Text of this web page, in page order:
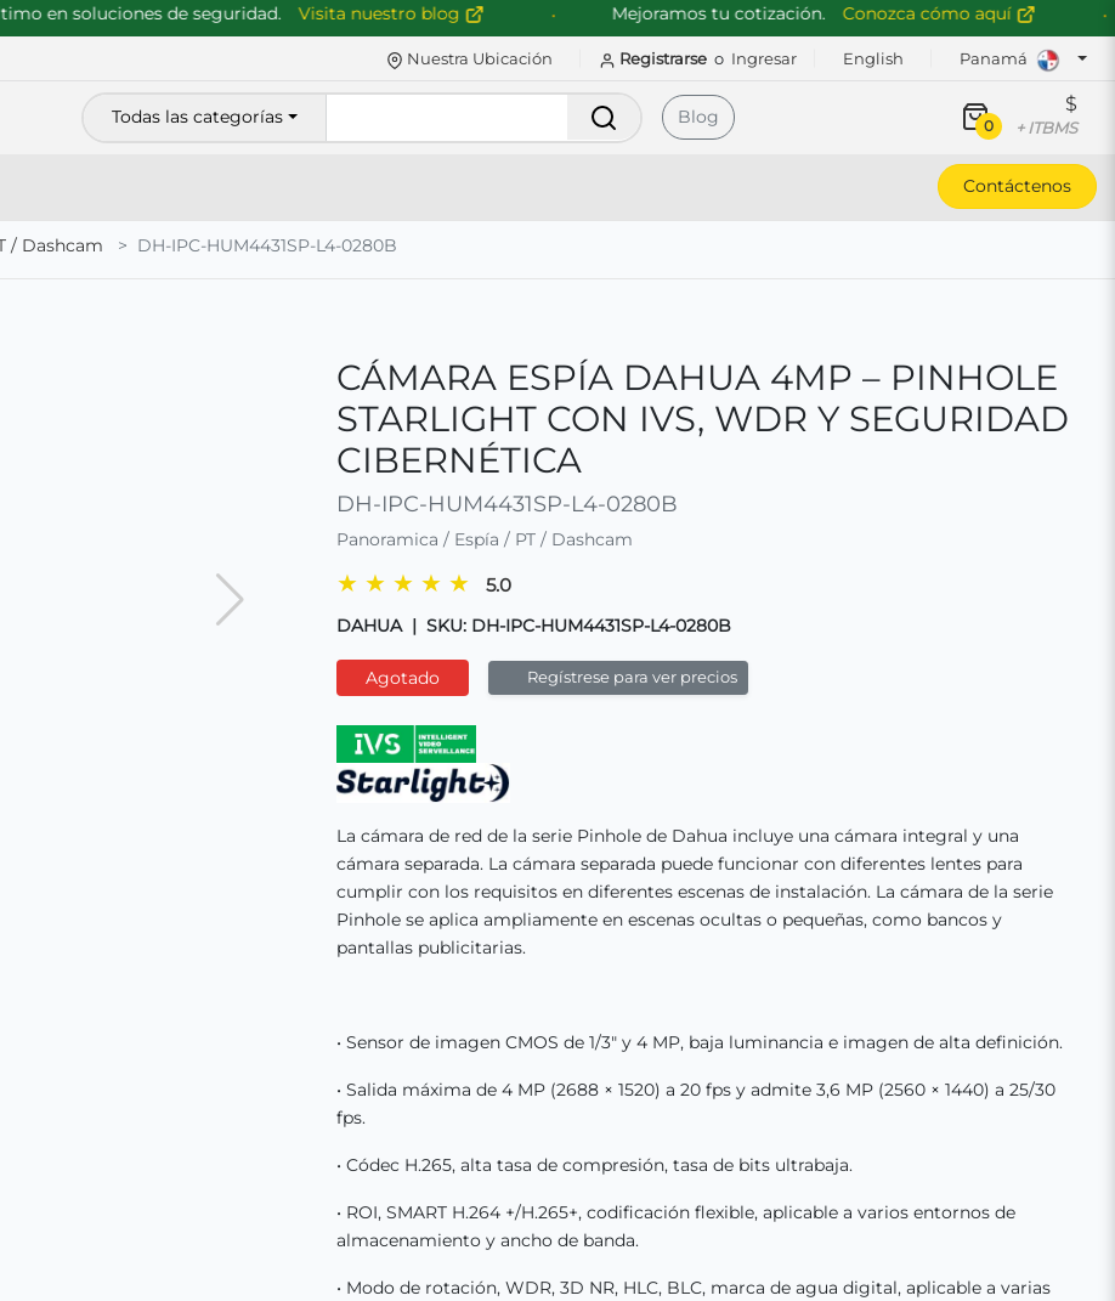
Mejoramos tu cotización. Conozca cómo aquí
en soluciones de seguridad. Visita nuestro blog
Nuestra Ubicación Registrarse o Ingresar English Panamá
Todas las categorías Buscar Blog 0
$
+ ITBMS
Contáctenos
/ Dashcam DH-IPC-HUM4431SP-L4-0280B
CÁMARA ESPÍA DAHUA 4MP – PINHOLE
STARLIGHT CON IVS, WDR Y SEGURIDAD
CIBERNÉTICA
DH-IPC-HUM4431SP-L4-0280B
Panoramica / Espía / PT / Dashcam
★ ★ ★ ★ ★ 5.0
DAHUA | SKU: DH-IPC-HUM4431SP-L4-0280B
Agotado Regístrese para ver precios
La cámara de red de la serie Pinhole de Dahua incluye una cámara integral y una
cámara separada. La cámara separada puede funcionar con diferentes lentes para
cumplir con los requisitos en diferentes escenas de instalación. La cámara de la serie
Pinhole se aplica ampliamente en escenas ocultas o pequeñas, como bancos y
pantallas publicitarias.
• Sensor de imagen CMOS de 1/3" y 4 MP, baja luminancia e imagen de alta definición.
• Salida máxima de 4 MP (2688 × 1520) a 20 fps y admite 3,6 MP (2560 × 1440) a 25/30
fps.
• Códec H.265, alta tasa de compresión, tasa de bits ultrabaja.
• ROI, SMART H.264 +/H.265+, codificación flexible, aplicable a varios entornos de
almacenamiento y ancho de banda.
• Modo de rotación, WDR, 3D NR, HLC, BLC, marca de agua digital, aplicable a varias